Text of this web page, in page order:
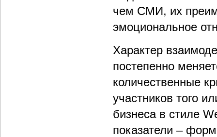
чем СМИ, их
эмоциональное
Характер
постепенно
количественные
участников того
бизнеса в стиле
показатели –